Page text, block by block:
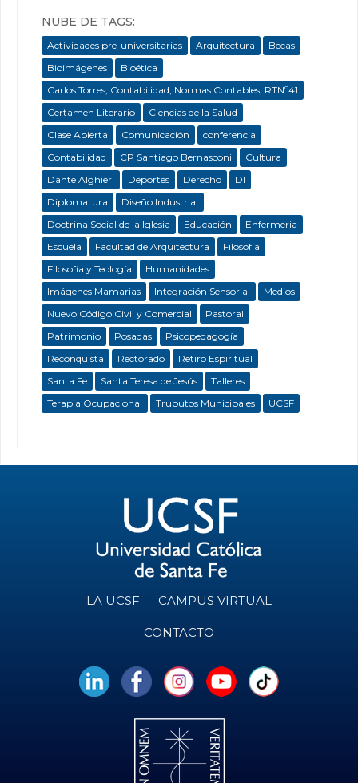
NUBE DE TAGS:
Actividades pre-universitarias Arquitectura
Becas
Bioimágenes
Bioética
Carlos Torres; Contabilidad; Normas Contables; RTNº41
Certamen Literario
Ciencias de la Salud
Clase Abierta
Comunicación
conferencia
Contabilidad
CP Santiago Bernasconi
Cultura
Dante Alghieri
Deportes Derecho
DI
Diplomatura
Diseño Industrial
Doctrina Social de la Iglesia
Educación
Enfermeria
Escuela
Facultad de Arquitectura
Filosofía
Filosofía y Teología
Humanidades
Imágenes Mamarias
Integración Sensorial
Medios
Nuevo Código Civil y Comercial
Pastoral
Patrimonio
Posadas
Psicopedagogía
Reconquista
Rectorado
Retiro Espiritual
Santa Fe
Santa Teresa de Jesús
Talleres
Terapia Ocupacional
Trubutos Municipales UCSF
LA UCSF CAMPUS VIRTUAL
CONTACTO